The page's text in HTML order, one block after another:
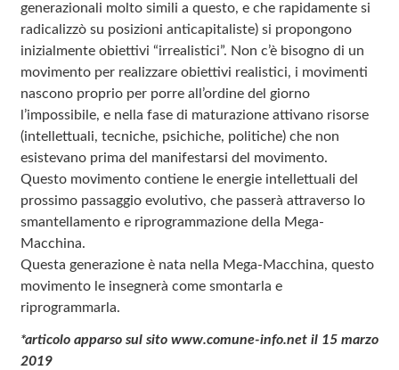
generazionali molto simili a questo, e che rapidamente si
radicalizzò su posizioni anticapitaliste) si propongono
inizialmente obiettivi “irrealistici”. Non c’è bisogno di un
movimento per realizzare obiettivi realistici, i movimenti
nascono proprio per porre all’ordine del giorno
l’impossibile, e nella fase di maturazione attivano risorse
(intellettuali, tecniche, psichiche, politiche) che non
esistevano prima del manifestarsi del movimento.
Questo movimento contiene le energie intellettuali del
prossimo passaggio evolutivo, che passerà attraverso lo
smantellamento e riprogrammazione della Mega-
Macchina.
Questa generazione è nata nella Mega-Macchina, questo
movimento le insegnerà come smontarla e
riprogrammarla.
*articolo apparso sul sito www.comune-info.net il 15 marzo
2019